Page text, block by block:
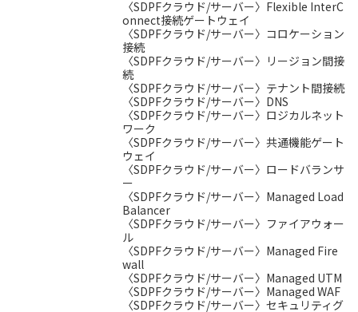
〈SDPFクラウド/サーバー〉Flexible InterC
onnect接続ゲートウェイ
〈SDPFクラウド/サーバー〉コロケーション
接続
〈SDPFクラウド/サーバー〉リージョン間接
続
〈SDPFクラウド/サーバー〉テナント間接続
〈SDPFクラウド/サーバー〉DNS
〈SDPFクラウド/サーバー〉ロジカルネット
ワーク
〈SDPFクラウド/サーバー〉共通機能ゲート
ウェイ
〈SDPFクラウド/サーバー〉ロードバランサ
ー
〈SDPFクラウド/サーバー〉Managed Load
Balancer
〈SDPFクラウド/サーバー〉ファイアウォー
ル
〈SDPFクラウド/サーバー〉Managed Fire
wall
〈SDPFクラウド/サーバー〉Managed UTM
〈SDPFクラウド/サーバー〉Managed WAF
〈SDPFクラウド/サーバー〉セキュリティグ